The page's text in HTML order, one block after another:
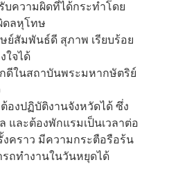
บความผิดที่ได้กระทำโดย
ดลหุโทษ
สัมพันธ์ดี สุภาพ เรียบร้อย
ใจได้
ดีในสถาบันพระมหากษัตริย์
องปฏิบัติงานจังหวัดได้ ซึ่ง
และต้องพักแรมเป็นเวลาต่อ
งคราว มีความกระตือรือร้น
ถทำงานในวันหยุดได้